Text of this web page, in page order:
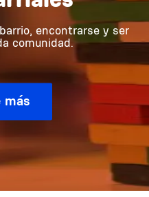
encontrarse y ser
comunidad.
más